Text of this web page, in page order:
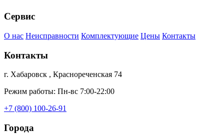
Сервис
О нас Неисправности Комплектующие Цены Контакты
Контакты
г. Хабаровск , Краснореченская 74
Режим работы: Пн-вс 7:00-22:00
+7 (800) 100-26-91
Города